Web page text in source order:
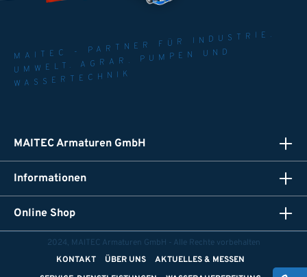
MAITEC - PARTNER FÜR INDUSTRIE.
UMWELT. AGRAR. PUMPEN UND
WASSERTECHNIK
MAITEC Armaturen GmbH
Informationen
Online Shop
2024, MAITEC Armaturen GmbH - Alle Rechte vorbehalten
KONTAKT
ÜBER UNS
AKTUELLES & MESSEN